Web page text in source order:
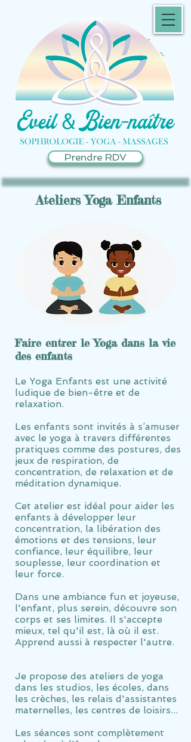
Sophrologue Castanet-Tolosan
Sophrologue Péchabou, Pompertuzat,
Auzeville, Escalquens
Yoga enfants Toulouse, Castanet Tolosan,
Péchabou, Pechbusque
Massage femme enceinte Castanet-Tolosan
Sophrologie enfants, adolescents, adultes
Castanet-Tolosan Massage et yoga bébé
Toulouse
Massages bien-être Castanet-Tolosan
Prendre RDV
Ateliers Yoga Enfants
Faire entrer le Yoga dans la vie
des enfants
Le Yoga Enfants est une activité
ludique de bien-être et de
relaxation.
Les enfants sont invités à s’amuser
avec le yoga à travers différentes
pratiques comme des postures, des
jeux de respiration, de
concentration, de relaxation et de
méditation dynamique.
Cet atelier est idéal pour aider les
enfants à développer leur
concentration, la libération des
émotions et des tensions, leur
confiance, leur équilibre, leur
souplesse, leur coordination et
leur force.
Dans une ambiance fun et joyeuse,
l'enfant, plus serein, découvre son
corps et ses limites. Il s'accepte
mieux, tel qu'il est, là où il est.
Apprend aussi à respecter l'autre.
Je propose des ateliers de yoga
dans les studios, les écoles, dans
les crèches, les relais d'assistantes
maternelles, les centres de loisirs...
Les séances sont complètement